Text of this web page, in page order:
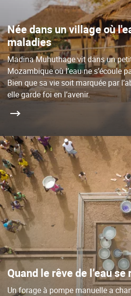
Née dans un village où
maladies
Madina Muhuthage vit dans un
Mozambique où l’eau ne s’écoule
Bien que sa vie soit marquée par
elle garde foi en l’avenir.
Quand le rêve de l’eau
Un forage à pompe manuelle a